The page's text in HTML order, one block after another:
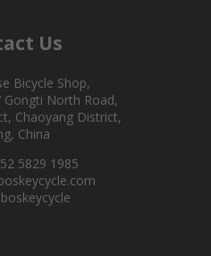
Us
Bicycle Shop,
North Road,
Chaoyang District,
China
5829 1985